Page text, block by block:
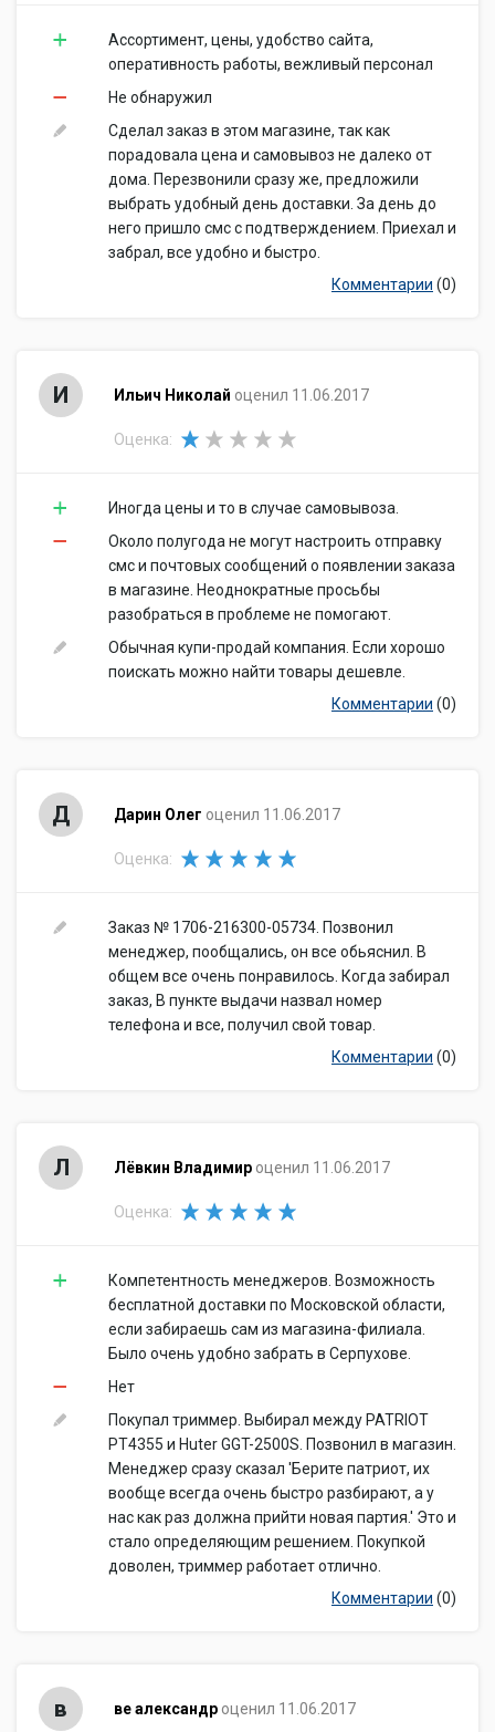
Ассортимент, цены, удобство сайта,
оперативность работы, вежливый персонал
Не обнаружил
Сделал заказ в этом магазине, так как
порадовала цена и самовывоз не далеко от
дома. Перезвонили сразу же, предложили
выбрать удобный день доставки. За день до
него пришло смс с подтверждением. Приехал и
забрал, все удобно и быстро.
Комментарии (0)
И Ильич Николай оценил 11.06.2017
Оценка:
Иногда цены и то в случае самовывоза.
Около полугода не могут настроить отправку
смс и почтовых сообщений о появлении заказа
в магазине. Неоднократные просьбы
разобраться в проблеме не помогают.
Обычная купи-продай компания. Если хорошо
поискать можно найти товары дешевле.
Комментарии (0)
Д Дарин Олег оценил 11.06.2017
Оценка:
Заказ № 1706-216300-05734. Позвонил
менеджер, пообщались, он все обьяснил. В
общем все очень понравилось. Когда забирал
заказ, В пункте выдачи назвал номер
телефона и все, получил свой товар.
Комментарии (0)
Л Лёвкин Владимир оценил 11.06.2017
Оценка:
Компетентность менеджеров. Возможность
бесплатной доставки по Московской области,
если забираешь сам из магазина-филиала.
Было очень удобно забрать в Серпухове.
Нет
Покупал триммер. Выбирал между PATRIOT
РТ4355 и Huter GGT-2500S. Позвонил в магазин.
Менеджер сразу сказал 'Берите патриот, их
вообще всегда очень быстро разбирают, а у
нас как раз должна прийти новая партия.' Это и
стало определяющим решением. Покупкой
доволен, триммер работает отлично.
Комментарии (0)
в ве александр оценил 11.06.2017